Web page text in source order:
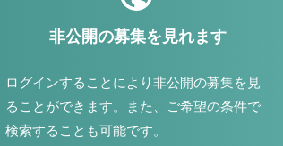
非公開の募集を見れます
ログインすることにより非公開の募集を見
ることができます。また、ご希望の条件で
検索することも可能です。